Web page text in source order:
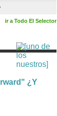
ir a Todo El Selector
¿Y